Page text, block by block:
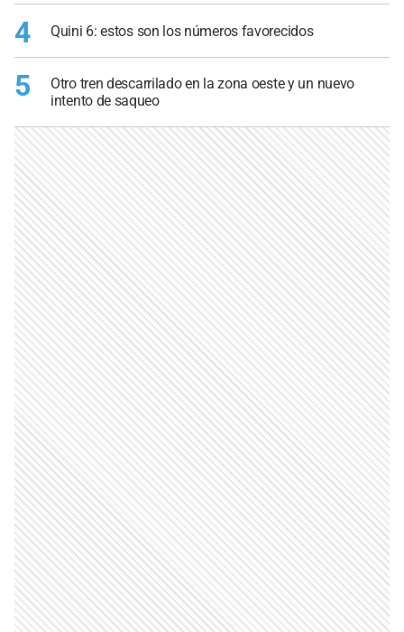
4 Quini 6: estos son los números favorecidos
5
Otro tren descarrilado en la zona oeste y un nuevo
intento de saqueo